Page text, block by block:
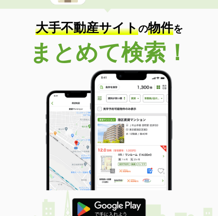
大手不動産サイトの物件を
まとめて検索！